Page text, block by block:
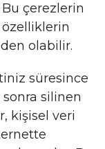
çerezlerin
özelliklerin
olabilir.
süresince
sonra silinen
kişisel veri